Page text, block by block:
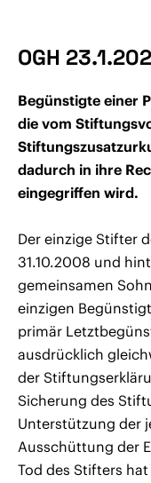
OGH
Begünstigte einer
die vom
dadurch in ihre
eingegriffen wird.
Der einzige Stifter
31.10.2008 und
gemeinsamen
einzigen
primär
ausdrücklich
der
Sicherung des
Unterstützung der
Ausschüttung der
Tod des Stifters